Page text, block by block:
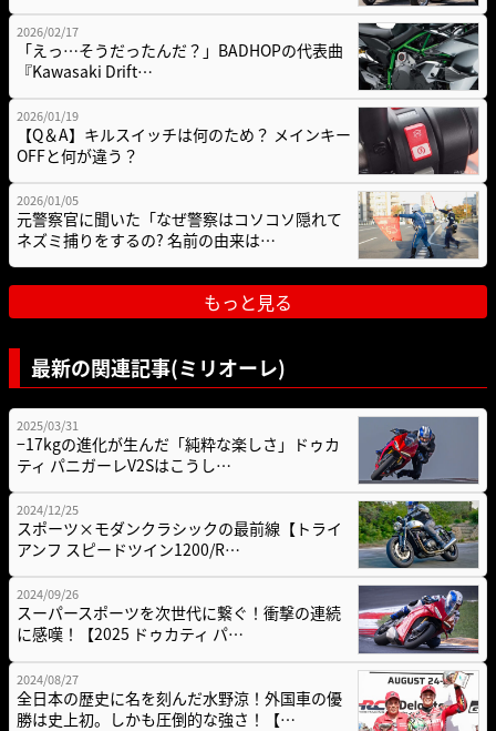
2026/02/17
「えっ…そうだったんだ？」BADHOPの代表曲
『Kawasaki Drift…
2026/01/19
【Q＆A】キルスイッチは何のため？ メインキー
OFFと何が違う？
2026/01/05
元警察官に聞いた「なぜ警察はコソコソ隠れて
ネズミ捕りをするの? 名前の由来は…
もっと見る
最新の関連記事(ミリオーレ)
2025/03/31
−17kgの進化が生んだ「純粋な楽しさ」ドゥカ
ティ パニガーレV2Sはこうし…
2024/12/25
スポーツ×モダンクラシックの最前線【トライ
アンフ スピードツイン1200/R…
2024/09/26
スーパースポーツを次世代に繋ぐ！衝撃の連続
に感嘆！【2025 ドゥカティ パ…
2024/08/27
全日本の歴史に名を刻んだ水野涼！外国車の優
勝は史上初。しかも圧倒的な強さ！【…